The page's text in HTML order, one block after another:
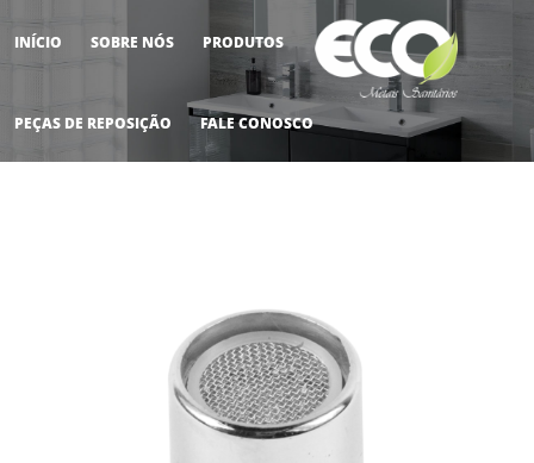
INÍCIO SOBRE NÓS PRODUTOS
PEÇAS DE REPOSIÇÃO FALE CONOSCO